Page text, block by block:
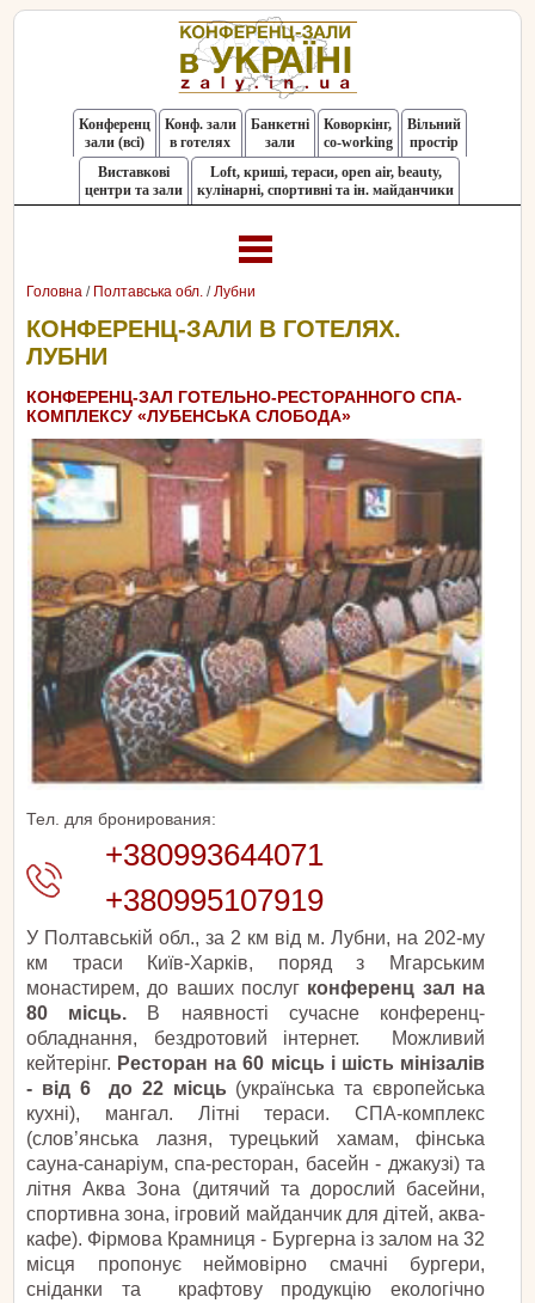
Конференц
зали (всі)
Конф. зали
в готелях
Банкетні
зали
Коворкінг,
co-working
Вільний
простір
Виставкові
центри та зали
Loft, криші, тераси, оpen air, beauty,
кулінарні, спортивні та ін. майданчики
Головна / Полтавська обл. /Лубни
КОНФЕРЕНЦ-ЗАЛИ В ГОТЕЛЯХ.
ЛУБНИ
КОНФЕРЕНЦ-ЗАЛ ГОТЕЛЬНО-РЕСТОРАННОГО СПА-
КОМПЛЕКСУ «ЛУБЕНСЬКА СЛОБОДА»
Тел. для бронирования:
+380993644071
+380995107919
У Полтавській обл., за 2 км від м. Лубни, на 202-му
км траси Київ-Харків, поряд з Мгарським
монастирем, до ваших послуг конференц зал на
80 місць. В наявності сучасне конференц-
обладнання, бездротовий інтернет. Можливий
кейтерінг. Ресторан на 60 місць і шість мінізалів
- від 6 до 22 місць (українська та європейська
кухні), мангал. Літні тераси. СПА-комплекс
(слов’янська лазня, турецький хамам, фінська
сауна-санаріум, спа-ресторан, басейн - джакузі) та
літня Аква Зона (дитячий та дорослий басейни,
спортивна зона, ігровий майданчик для дітей, аква-
кафе). Фірмова Крамниця - Бургерна із залом на 32
місця пропонує неймовірно смачні бургери,
сніданки та крафтову продукцію екологічно